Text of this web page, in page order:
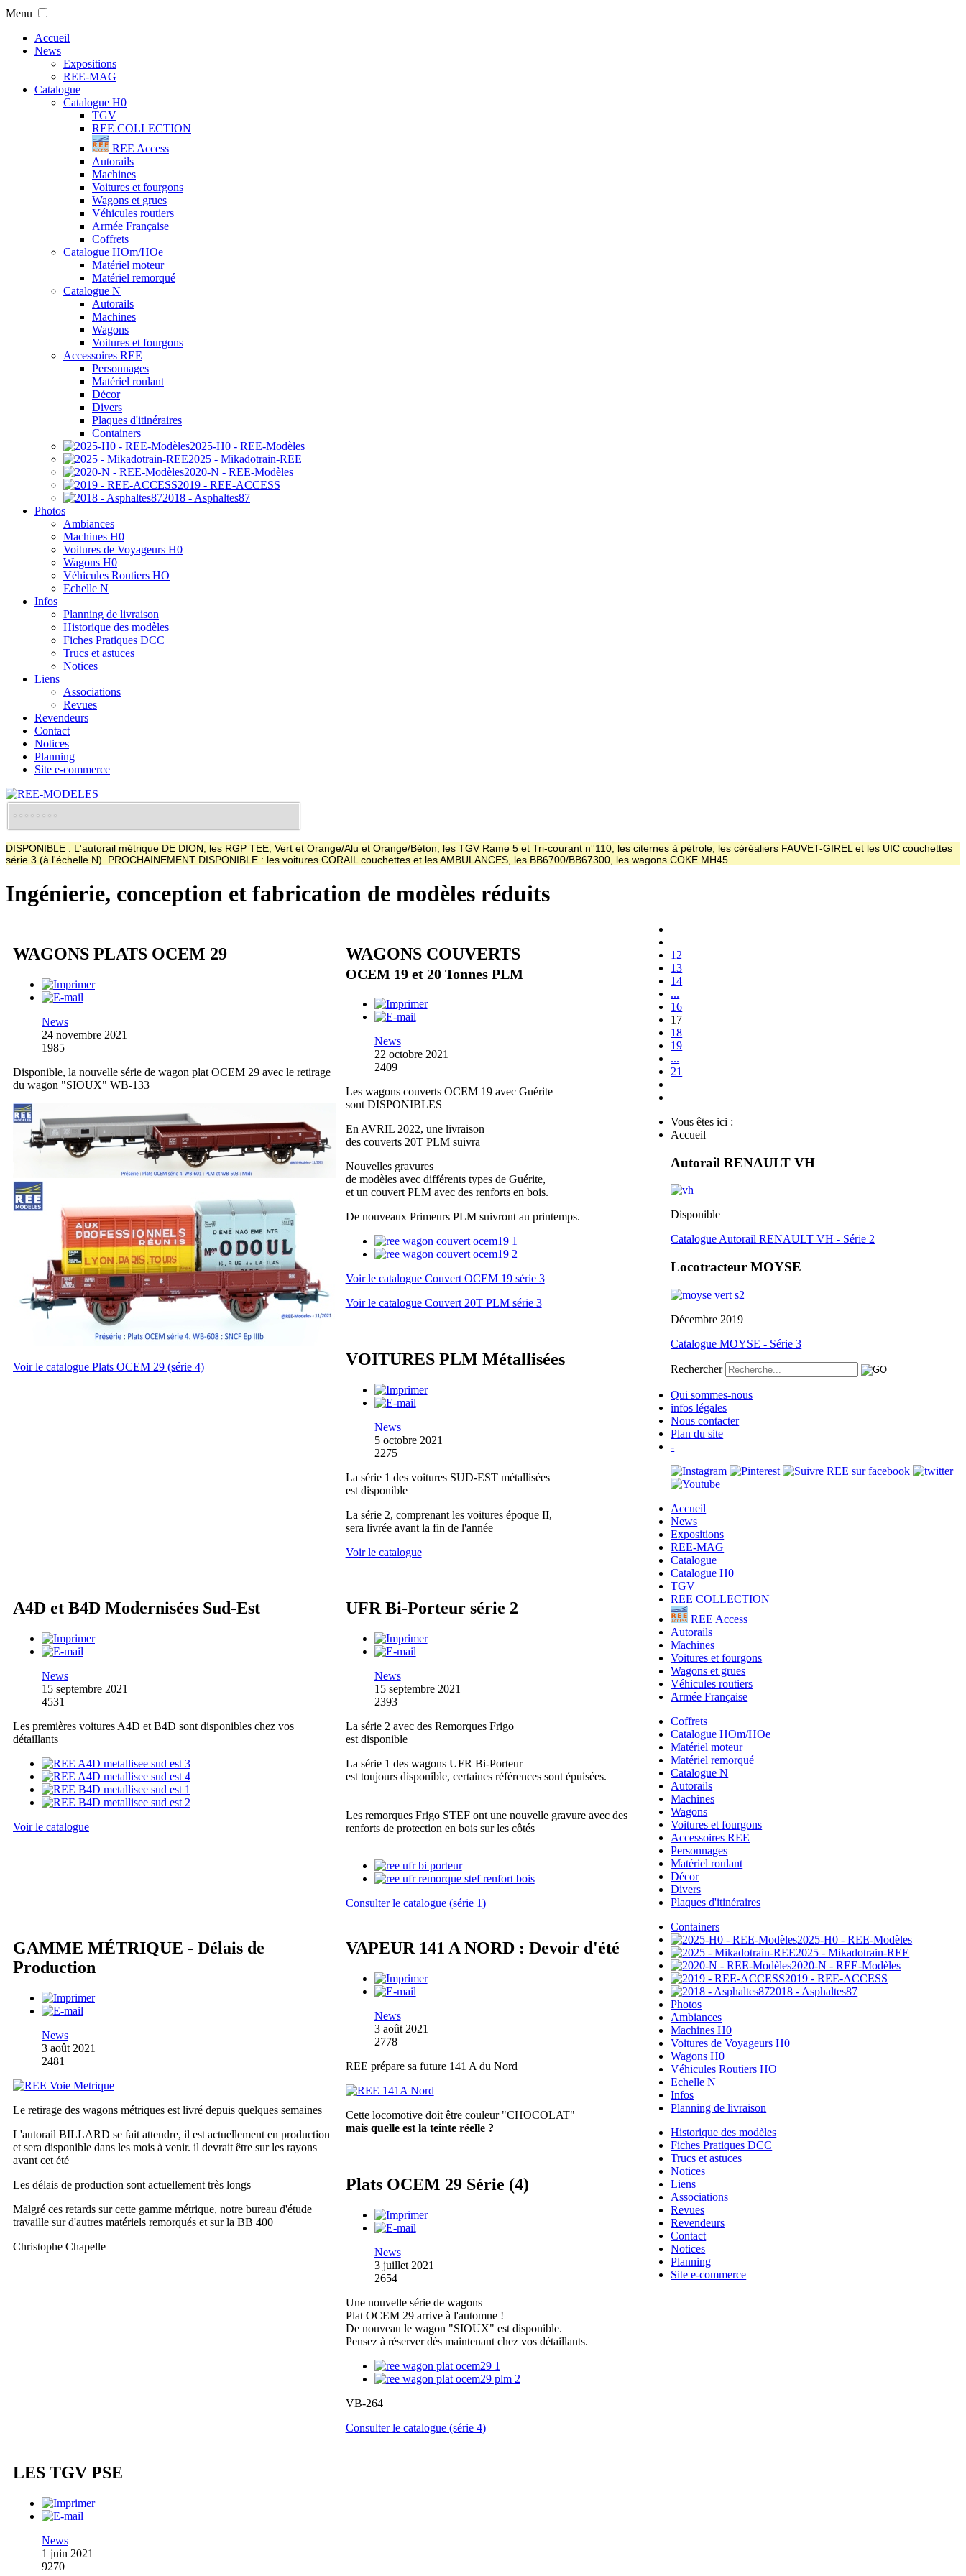
Menu
Accueil
News
Expositions
REE-MAG
Catalogue
Catalogue H0
TGV
REE COLLECTION
REE Access
Autorails
Machines
Voitures et fourgons
Wagons et grues
Véhicules routiers
Armée Française
Coffrets
Catalogue HOm/HOe
Matériel moteur
Matériel remorqué
Catalogue N
Autorails
Machines
Wagons
Voitures et fourgons
Accessoires REE
Personnages
Matériel roulant
Décor
Divers
Plaques d'itinéraires
Containers
2025-H0 - REE-Modèles
2025 - Mikadotrain-REE
2020-N - REE-Modèles
2019 - REE-ACCESS
2018 - Asphaltes87
Photos
Ambiances
Machines H0
Voitures de Voyageurs H0
Wagons H0
Véhicules Routiers HO
Echelle N
Infos
Planning de livraison
Historique des modèles
Fiches Pratiques DCC
Trucs et astuces
Notices
Liens
Associations
Revues
Revendeurs
Contact
Notices
Planning
Site e-commerce
DISPONIBLE : L'autorail métrique DE DION, les RGP TEE, Vert et Orange/Alu et Orange/Béton, les TGV Rame 5 et Tri-courant n°110, les citernes à pétrole, les céréaliers FAUVET-GIREL et les UIC couchettes
série 3 (à l'échelle N). PROCHAINEMENT DISPONIBLE : les voitures CORAIL couchettes et les AMBULANCES, les BB6700/BB67300, les wagons COKE MH45
Ingénierie, conception et fabrication de modèles réduits
WAGONS PLATS OCEM 29
News
24 novembre 2021
1985
Disponible, la nouvelle série de wagon plat OCEM 29 avec le retirage
du wagon "SIOUX" WB-133
Voir le catalogue Plats OCEM 29 (série 4)
WAGONS COUVERTS
OCEM 19 et 20 Tonnes PLM
News
22 octobre 2021
2409
Les wagons couverts OCEM 19 avec Guérite
sont DISPONIBLES
En AVRIL 2022, une livraison
des couverts 20T PLM suivra
Nouvelles gravures
de modèles avec différents types de Guérite,
et un couvert PLM avec des renforts en bois.
De nouveaux Primeurs PLM suivront au printemps.
Voir le catalogue Couvert OCEM 19 série 3
Voir le catalogue Couvert 20T PLM série 3
VOITURES PLM Métallisées
News
5 octobre 2021
2275
La série 1 des voitures SUD-EST métallisées
est disponible
La série 2, comprenant les voitures époque II,
sera livrée avant la fin de l'année
Voir le catalogue
A4D et B4D Modernisées Sud-Est
News
15 septembre 2021
4531
Les premières voitures A4D et B4D sont disponibles chez vos
détaillants
Voir le catalogue
UFR Bi-Porteur série 2
News
15 septembre 2021
2393
La série 2 avec des Remorques Frigo
est disponible
La série 1 des wagons UFR Bi-Porteur
est toujours disponible, certaines références sont épuisées.
Les remorques Frigo STEF ont une nouvelle gravure avec des
renforts de protection en bois sur les côtés
Consulter le catalogue (série 1)
GAMME MÉTRIQUE - Délais de
Production
News
3 août 2021
2481
Le retirage des wagons métriques est livré depuis quelques semaines
L'autorail BILLARD se fait attendre, il est actuellement en production
et sera disponible dans les mois à venir. il devrait être sur les rayons
avant cet été
Les délais de production sont actuellement très longs
Malgré ces retards sur cette gamme métrique, notre bureau d'étude
travaille sur d'autres matériels remorqués et sur la BB 400
Christophe Chapelle
VAPEUR 141 A NORD : Devoir d'été
News
3 août 2021
2778
REE prépare sa future 141 A du Nord
Cette locomotive doit être couleur "CHOCOLAT"
mais quelle est la teinte réelle ?
Plats OCEM 29 Série (4)
News
3 juillet 2021
2654
Une nouvelle série de wagons
Plat OCEM 29 arrive à l'automne !
De nouveau le wagon "SIOUX" est disponible.
Pensez à réserver dès maintenant chez vos détaillants.
VB-264
Consulter le catalogue (série 4)
LES TGV PSE
News
1 juin 2021
9270
12
13
14
...
16
17
18
19
...
21
Vous êtes ici :
Accueil
Autorail RENAULT VH
Disponible
Catalogue Autorail RENAULT VH - Série 2
Locotracteur MOYSE
Décembre 2019
Catalogue MOYSE - Série 3
Rechercher
Qui sommes-nous
infos légales
Nous contacter
Plan du site
-
Accueil
News
Expositions
REE-MAG
Catalogue
Catalogue H0
TGV
REE COLLECTION
REE Access
Autorails
Machines
Voitures et fourgons
Wagons et grues
Véhicules routiers
Armée Française
Coffrets
Catalogue HOm/HOe
Matériel moteur
Matériel remorqué
Catalogue N
Autorails
Machines
Wagons
Voitures et fourgons
Accessoires REE
Personnages
Matériel roulant
Décor
Divers
Plaques d'itinéraires
Containers
2025-H0 - REE-Modèles
2025 - Mikadotrain-REE
2020-N - REE-Modèles
2019 - REE-ACCESS
2018 - Asphaltes87
Photos
Ambiances
Machines H0
Voitures de Voyageurs H0
Wagons H0
Véhicules Routiers HO
Echelle N
Infos
Planning de livraison
Historique des modèles
Fiches Pratiques DCC
Trucs et astuces
Notices
Liens
Associations
Revues
Revendeurs
Contact
Notices
Planning
Site e-commerce